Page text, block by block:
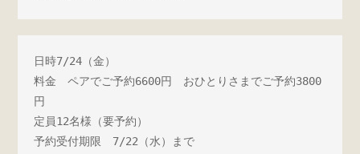
k
日時7/24（金）
料金　ペアでご予約6600円　おひとりさまでご予約3800
円
定員12名様（要予約）
予約受付期限　7/22（水）まで